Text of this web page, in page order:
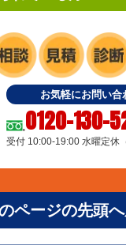
お気軽にお問い合
0120-130-
受付 10:00-19:00 水曜定休
ページの先頭